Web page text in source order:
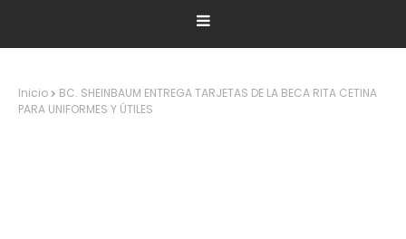
Inicio
BC. SHEINBAUM ENTREGA TARJETAS DE LA BECA RITA CETINA
PARA UNIFORMES Y ÚTILES